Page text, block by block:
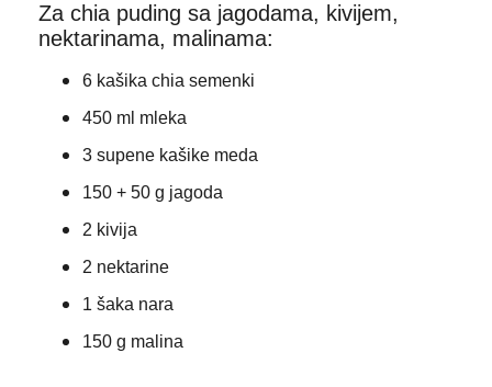
Za chia puding sa jagodama, kivijem,
nektarinama, malinama:
6 kašika chia semenki
450 ml mleka
3 supene kašike meda
150 + 50 g jagoda
2 kivija
2 nektarine
1 šaka nara
150 g malina